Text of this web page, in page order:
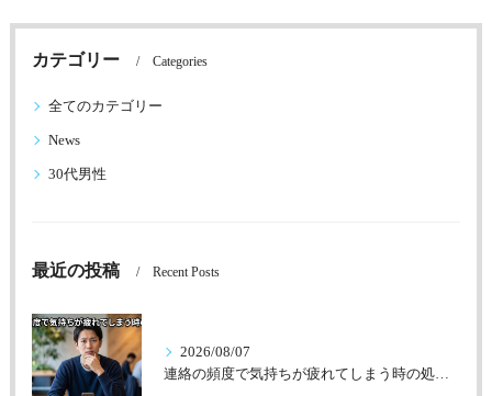
カテゴリー Categories
全てのカテゴリー
News
30代男性
最近の投稿 Recent Posts
2026/08/07
連絡の頻度で気持ちが疲れてしまう時の処方箋